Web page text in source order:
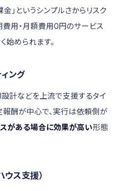
」というシンプルさからリスク
用・月額費用0円のサービス
始められます。
ング
設計などを上流で支援するタイ
酬が中心で、実行は依頼側が
がある場合に効果が高い形態
ウス支援）